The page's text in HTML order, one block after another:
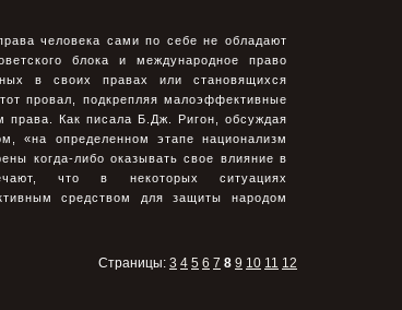
человека сами по себе не обладают
блока и международное право
в своих правах или становящихся
провал, подкрепляя малоэффективные
права. Как писала Б.Дж. Ригон, обсуждая
«на определенном этапе национализм
когда-либо оказывать свое влияние в
что в некоторых ситуациях
средством для защиты народом
Страницы: 3 4 5 6 7 8 9 10 11 12